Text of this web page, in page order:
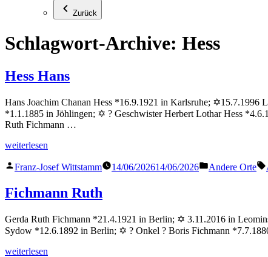
Zurück
Schlagwort-Archive: Hess
Hess Hans
Hans Joachim Chanan Hess *16.9.1921 in Karlsruhe;
*1.1.1885 in Jöhlingen; ✡ ? Geschwister Herbert Lothar Hess
Ruth Fichmann …
„Hess
weiterlesen
Veröffentlicht
Franz-Josef Wittstamm 14/06/202614/06/2026
Veröffentlicht
Andere Orte
Fichmann Ruth
Gerda Ruth Fichmann *21.4.1921 in Berlin; ✡ 3.11.2016 in
Sydow *12.6.1892 in Berlin; ✡ ? Onkel ? Boris Fichmann
„Fichmann
weiterlesen